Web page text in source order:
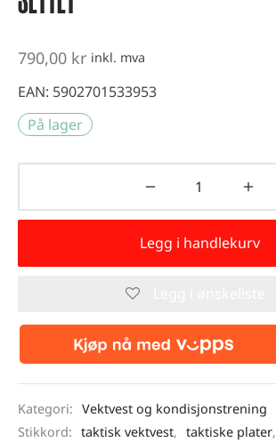
790,00 kr inkl. mva
EAN: 5902701533953
På lager
Legg i handlekurv
Kategori: Vektvest og kondisjonstrening
Stikkord: taktisk vektvest, taktiske plater,
utstyr